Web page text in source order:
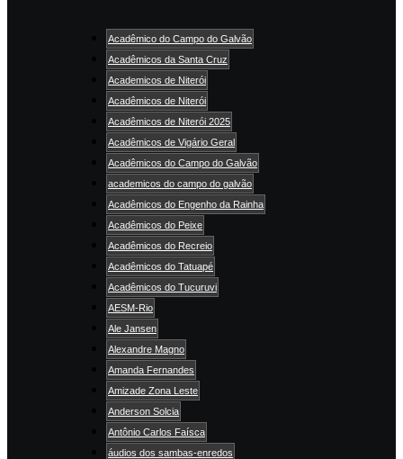
Acadêmico do Campo do Galvão
Acadêmicos da Santa Cruz
Academicos de Niterói
Acadêmicos de Niterói
Acadêmicos de Niterói 2025
Acadêmicos de Vigário Geral
Acadêmicos do Campo do Galvão
academicos do campo do galvão
Acadêmicos do Engenho da Rainha
Acadêmicos do Peixe
Acadêmicos do Recreio
Acadêmicos do Tatuapé
Acadêmicos do Tucuruvi
AESM-Rio
Ale Jansen
Alexandre Magno
Amanda Fernandes
Amizade Zona Leste
Anderson Solcia
Antônio Carlos Faísca
áudios dos sambas-enredos